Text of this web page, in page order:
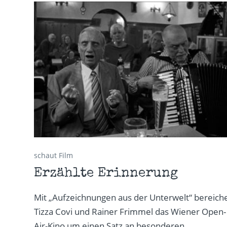
schaut Film
Erzählte Erinnerung
Mit „Aufzeichnungen aus der Unterwelt“
Tizza Covi und Rainer Frimmel das Wiener Open-